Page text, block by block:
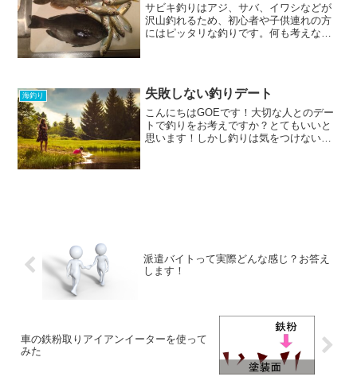
サビキ釣りはアジ、サバ、イワシなどが
沢山釣れるため、初心者や子供連れの方
にはピッタリな釣りです。何も考えなく
海釣り 失敗しない釣りデート
こんにちはGOEです！大切な人とのデー
トで釣りをお考えですか？とてもいいと
思います！しかし釣りは気をつけないと
派遣バイトって実際どんな感じ？お答え
します！
車の鉄粉取りアイアンイーターを使って
みた